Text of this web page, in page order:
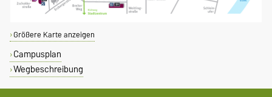
Größere Karte anzeigen
Campusplan
Wegbeschreibung